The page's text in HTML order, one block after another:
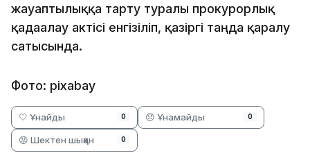
жауаптылыққа тарту туралы прокурорлық
қадағалау актісі енгізіліп, қазіргі таңда қаралу
сатысында.
Фото: pixabay
🤍 Ұнайды 0 😞 Ұнамайды 0
😡 Шектен шыққан 0